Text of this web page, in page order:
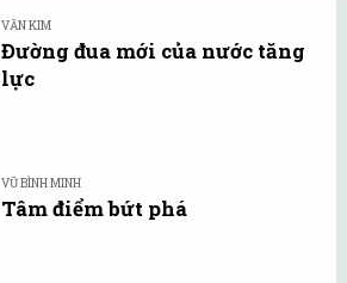
VĂN KIM
Đường đua mới của nước tăng
lực
VŨ BÌNH MINH
Tâm điểm bứt phá